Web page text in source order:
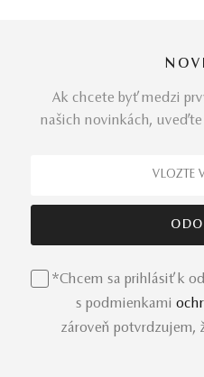
Ak chcete byť medzi
našich novinkách,
*Chcem sa prihlásiť k
s podmienkami
zároveň potvrdzujem,